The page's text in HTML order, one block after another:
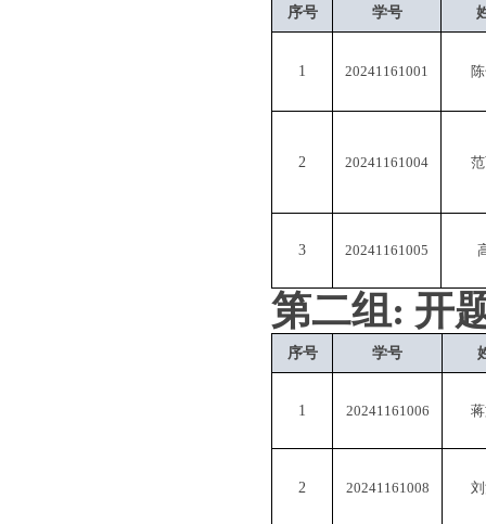
序号 学号
1 20241161001
2 20241161004
3 20241161005
第二组: 开
序号 学号
1 20241161006
2 20241161008